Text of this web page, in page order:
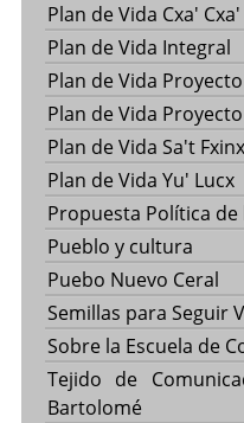
Plan de Vida Cxa'
Plan de Vida Integral
Plan de Vida
Plan de Vida
Plan de Vida Sa't
Plan de Vida Yu' Lucx
Propuesta Política de
Pueblo y cultura
Puebo Nuevo Ceral
Semillas para Seguir
Sobre la Escuela de
Tejido de
Bartolomé